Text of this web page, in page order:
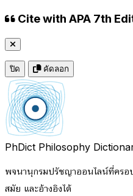
Cite with APA 7th
ปิด คัดลอก
PhDict Philosophy
พจนานุกรมปรัชญาออนไลน์ที่คร
สมัย และอ้างอิงได้